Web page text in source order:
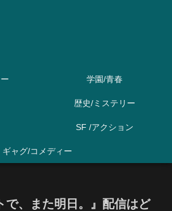
学園/青春
歴史/ミステリー
SF /アクション
ギャグ/コメディー
で、また明日。』配信はど